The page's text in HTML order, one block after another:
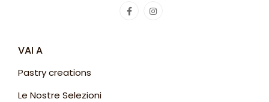
VAI A
Pastry creations
Le Nostre Selezioni